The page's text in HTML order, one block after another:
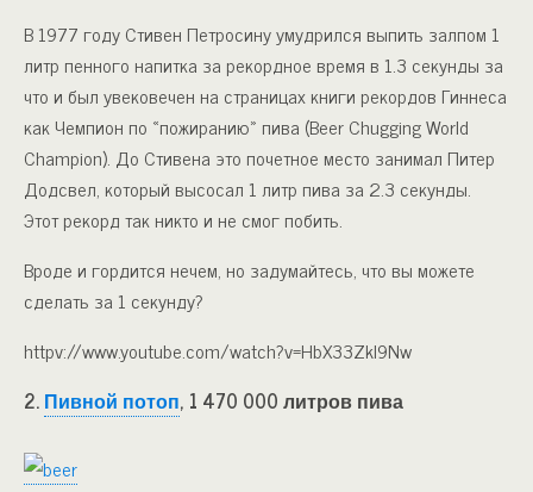
В 1977 году Стивен Петросину умудрился выпить залпом 1
литр пенного напитка за рекордное время в 1.3 секунды за
что и был увековечен на страницах книги рекордов Гиннеса
как Чемпион по «пожиранию» пива (Beer Chugging World
Champion). До Стивена это почетное место занимал Питер
Додсвел, который высосал 1 литр пива за 2.3 секунды.
Этот рекорд так никто и не смог побить.
Вроде и гордится нечем, но задумайтесь, что вы можете
сделать за 1 секунду?
httpv://www.youtube.com/watch?v=HbX33Zkl9Nw
2.Пивной потоп, 1 470 000 литров пива